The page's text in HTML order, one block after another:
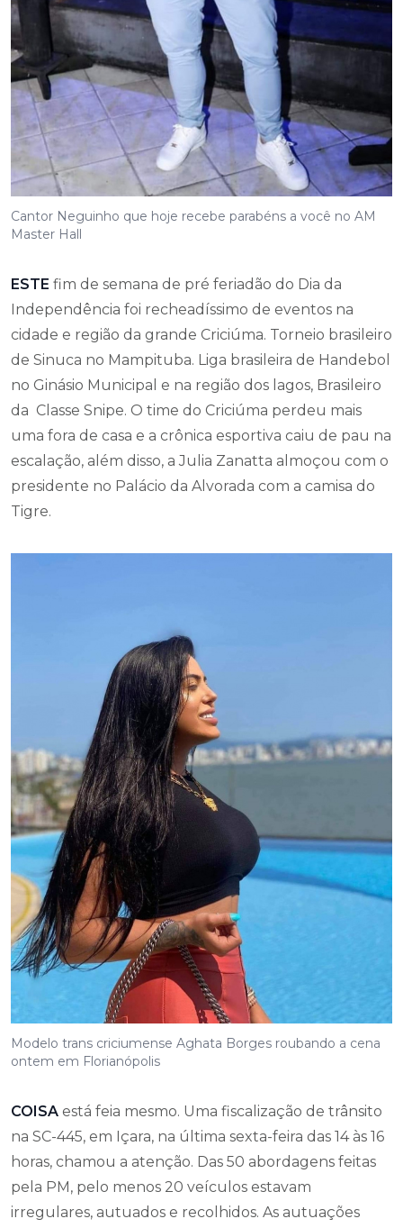
Cantor Neguinho que hoje recebe parabéns a você no AM
Master Hall
ESTE fim de semana de pré feriadão do Dia da
Independência foi recheadíssimo de eventos na
cidade e região da grande Criciúma. Torneio brasileiro
de Sinuca no Mampituba. Liga brasileira de Handebol
no Ginásio Municipal e na região dos lagos, Brasileiro
da Classe Snipe. O time do Criciúma perdeu mais
uma fora de casa e a crônica esportiva caiu de pau na
escalação, além disso, a Julia Zanatta almoçou com o
presidente no Palácio da Alvorada com a camisa do
Tigre.
Modelo trans criciumense Aghata Borges roubando a cena
ontem em Florianópolis
COISA está feia mesmo. Uma fiscalização de trânsito
na SC-445, em Içara, na última sexta-feira das 14 às 16
horas, chamou a atenção. Das 50 abordagens feitas
pela PM, pelo menos 20 veículos estavam
irregulares, autuados e recolhidos. As autuações